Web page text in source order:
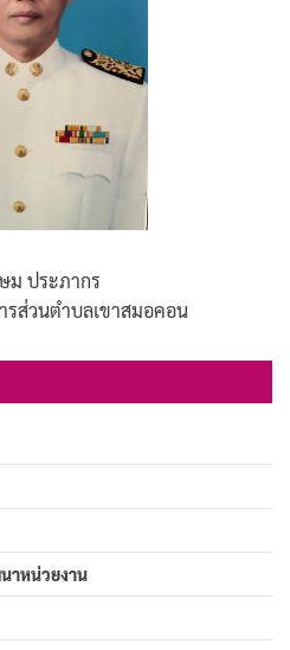
ม ประภากร
รส่วนตำบลเขาสมอคอน
าหน่วยงาน